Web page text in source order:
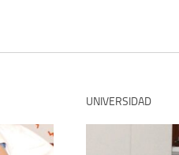
UNIVERSIDAD